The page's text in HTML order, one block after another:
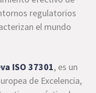
regulatorios
el mundo
ISO 37301, es un
de Excelencia,